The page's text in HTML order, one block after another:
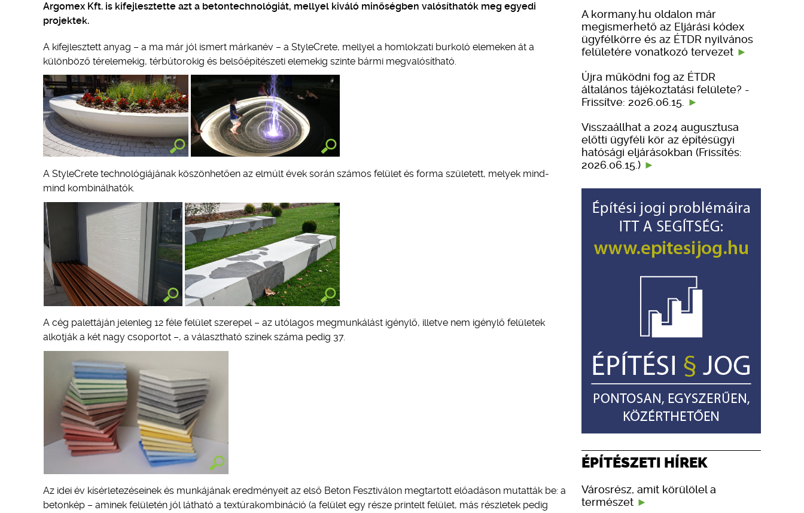
Argomex Kft. is kifejlesztette azt a betontechnológiát, mellyel kiváló minőségben valósíthatók meg egyedi
projektek.
A kifejlesztett anyag – a ma már jól ismert márkanév – a StyleCrete, mellyel a homlokzati burkoló elemeken át a
különböző térelemekig, térbútorokig és belsőépítészeti elemekig szinte bármi megvalósítható.
A StyleCrete technológiájának köszönhetően az elmúlt évek során számos felület és forma született, melyek mind-
mind kombinálhatók.
A cég palettáján jelenleg 12 féle felület szerepel – az utólagos megmunkálást igénylő, illetve nem igénylő felületek
alkotják a két nagy csoportot –, a választható színek száma pedig 37.
Az idei év kísérletezéseinek és munkájának eredményeit az első Beton Fesztiválon megtartott előadáson mutatták be: a
betonkép – aminek felületén jól látható a textúrakombináció (a felület egy része printelt felület, más részletek pedig
A kormany.hu oldalon már
megismerhető az Eljárási kódex
ügyfélkörre és az ÉTDR nyilvános
felületére vonatkozó tervezet
Újra működni fog az ÉTDR
általános tájékoztatási felülete? -
Frissítve: 2026.06.15.
Visszaállhat a 2024 augusztusa
előtti ügyféli kör az építésügyi
hatósági eljárásokban (Frissítés:
2026.06.15.)
ÉPÍTÉSZETI HÍREK
Városrész, amit körülölel a
természet